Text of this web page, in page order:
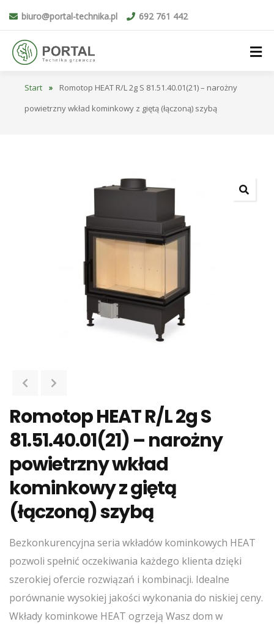
biuro@portal-technika.pl 692 761 442
Start »
Romotop HEAT R/L 2g S 81.51.40.01(21) – narożny
powietrzny wkład kominkowy z giętą (łączoną) szybą
Romotop HEAT R/L 2g S
81.51.40.01(21) – narożny
powietrzny wkład
kominkowy z giętą
(łączoną) szybą
Bezkonkurencyjna seria wkładów kominkowych HEAT
pozwoli spełnić oczekiwania każdego klienta dzięki
szerokiej ofercie rozwiązań i kombinacji. Idealne
porównanie wysokiej jakości wykonania do niskiej ceny.
Wkłady kominkowe HEAT ogrzeją Wasz dom w